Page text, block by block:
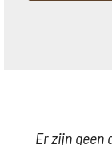
Er zijn geen